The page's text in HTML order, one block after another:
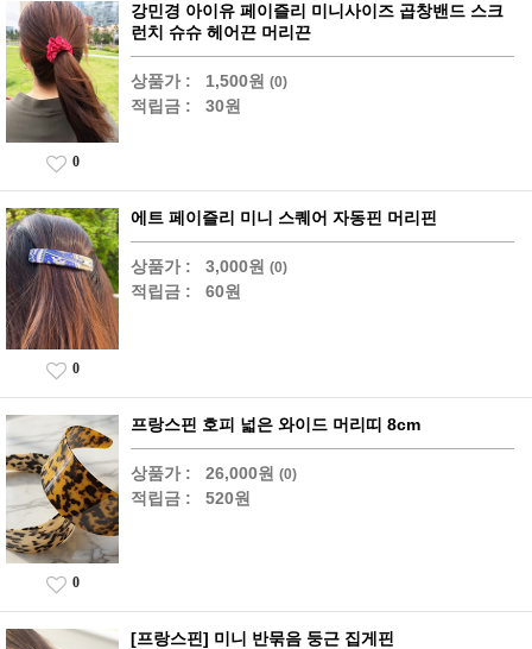
강민경 아이유 페이즐리 미니사이즈 곱창밴드 스크
런치 슈슈 헤어끈 머리끈
상품가 : 1,500원 (0)
적립금 : 30원
0
에트 페이즐리 미니 스퀘어 자동핀 머리핀
상품가 : 3,000원 (0)
적립금 : 60원
0
프랑스핀 호피 넓은 와이드 머리띠 8cm
상품가 : 26,000원 (0)
적립금 : 520원
0
[프랑스핀] 미니 반묶음 둥근 집게핀